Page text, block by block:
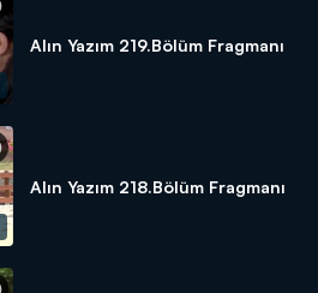
Alın Yazım 219.Bölüm Fragmanı
Alın Yazım 218.Bölüm Fragmanı